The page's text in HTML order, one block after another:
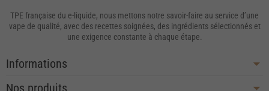
TPE française du e-liquide, nous mettons notre savoir-faire au service d’une
vape de qualité, avec des recettes soignées, des ingrédients sélectionnés et
une exigence constante à chaque étape.
Informations